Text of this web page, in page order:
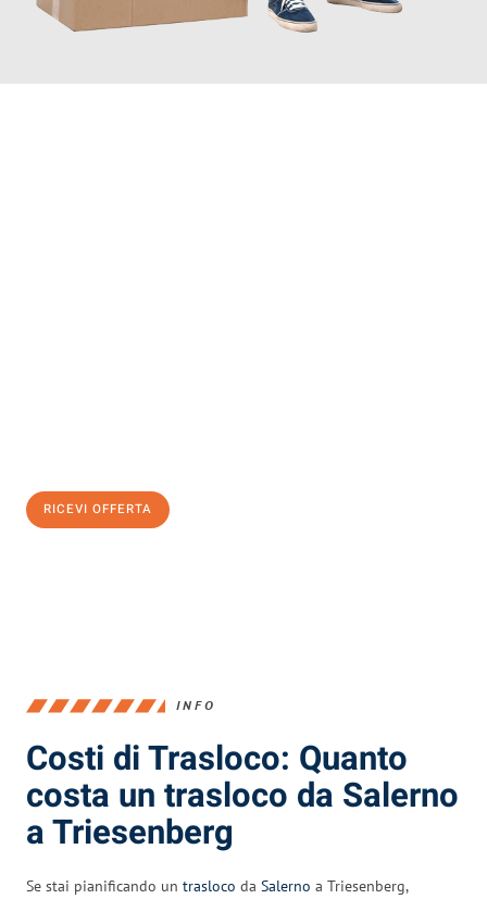
RICEVI OFFERTA
INFO
Costi di Trasloco: Quanto
costa un trasloco da Salerno
a Triesenberg
Se stai pianificando un trasloco da Salerno a Triesenberg,